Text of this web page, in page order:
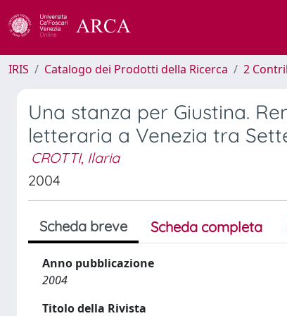
IRIS Catalogo dei Prodotti della Ricerca 2
Una stanza per Giustina.
letteraria a Venezia tra
CROTTI, Ilaria
2004
Scheda breve Scheda completa
Anno pubblicazione
2004
Titolo della Rivista